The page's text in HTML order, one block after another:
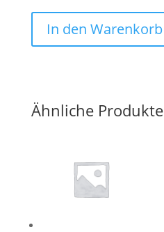
In den Warenkorb
Ähnliche Produkte